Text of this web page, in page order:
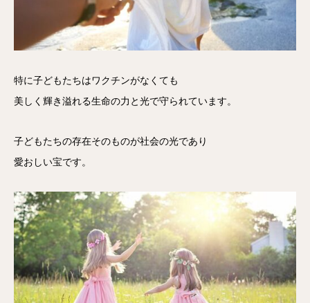
特に子どもたちはワクチンがなくても
美しく輝き溢れる生命の力と光で守られています。
子どもたちの存在そのものが社会の光であり
愛おしい宝です。